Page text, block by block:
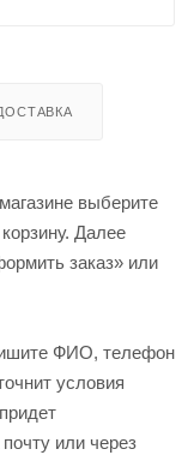
выберите
Далее
заказ» или
ФИО, телефон
условия
или через